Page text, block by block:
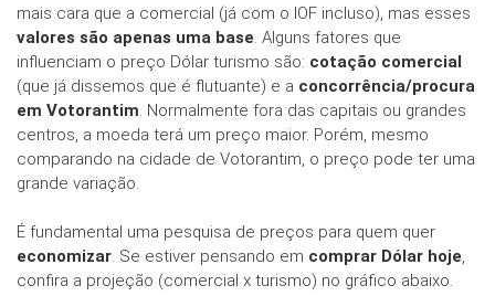
mais cara que a comercial (já com o IOF incluso), mas esses
valores são apenas uma base . Alguns fatores que
influenciam o preço Dólar turismo são: cotação comercial
(que já dissemos que é flutuante) e a concorrência/procura
em Votorantim . Normalmente fora das capitais ou grandes
centros, a moeda terá um preço maior. Porém, mesmo
comparando na cidade de Votorantim, o preço pode ter uma
grande variação.
É fundamental uma pesquisa de preços para quem quer
economizar . Se estiver pensando em comprar Dólar hoje
confira a projeção (comercial x turismo) no gráfico abaixo.